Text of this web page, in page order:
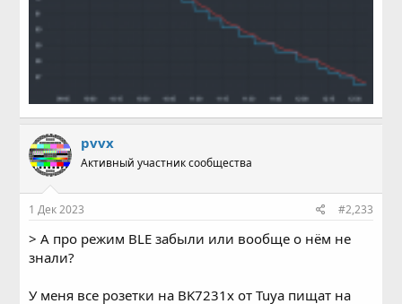
pvvx
Активный участник сообщества
1 Дек 2023 #2,233
> А про режим BLE забыли или вообще о нём не
знали?
У меня все розетки на BK7231x от Tuya пищат на